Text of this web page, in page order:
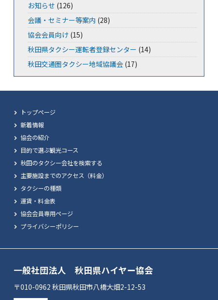
お知らせ (126)
会議・セミナー等案内 (28)
協会会員向け (15)
秋田県タクシー運転者登録センター (14)
秋田交通圏タクシー地域協議会 (17)
一般社団法人 秋田県ハイヤー協会
〒010-0962 秋田県秋田市八橋大畑2-12-53
トップページ
新着情報
協会の紹介
目的で選ぶ観光コース
秋田のタクシー会社を検索する
主要施設までのアクセス（料金）
タクシーの種類
運賃・料金表
協会会員専用ページ
プライバシーポリシー